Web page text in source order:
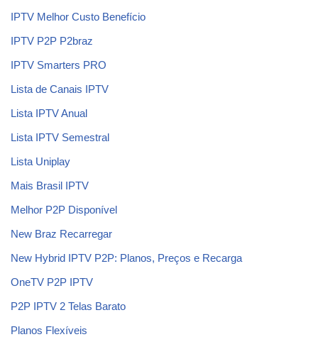
IPTV Melhor Custo Benefício
IPTV P2P P2braz
IPTV Smarters PRO
Lista de Canais IPTV
Lista IPTV Anual
Lista IPTV Semestral
Lista Uniplay
Mais Brasil IPTV
Melhor P2P Disponível
New Braz Recarregar
New Hybrid IPTV P2P: Planos, Preços e Recarga
OneTV P2P IPTV
P2P IPTV 2 Telas Barato
Planos Flexíveis